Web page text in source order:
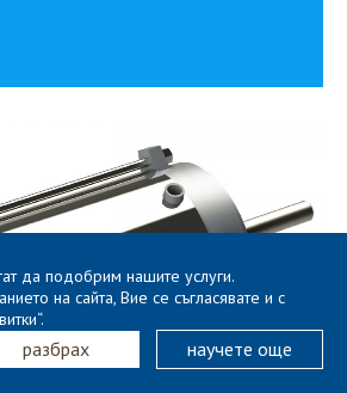
да подобрим нашите услуги.
на сайта, Вие се съгласявате и с
разбрах научете още